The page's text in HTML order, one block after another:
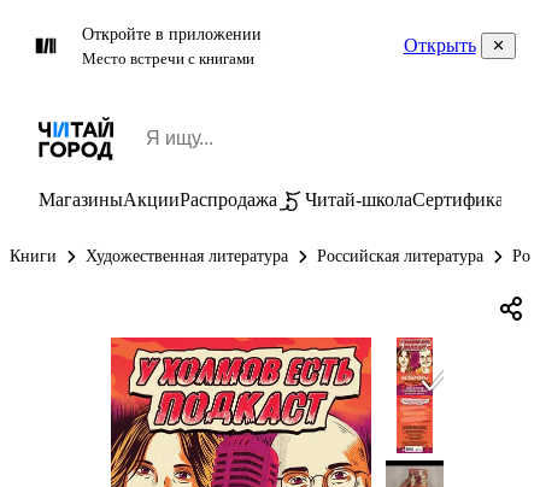
Откройте в приложении
Место встречи с книгами
Открыть
МагазиныАкцииРаспродажа Читай-школаСертификаты
Книги Художественная литература Российская литература